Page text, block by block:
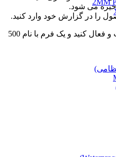
می شود.
را در گزارش خود وارد کنید.
لطفاً افزونه فرم 7 تماس را نصب و فعال کنید و یک فرم با نام 500